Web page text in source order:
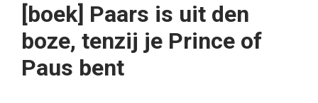
[boek] Paars is uit den
boze, tenzij je Prince of
Paus bent